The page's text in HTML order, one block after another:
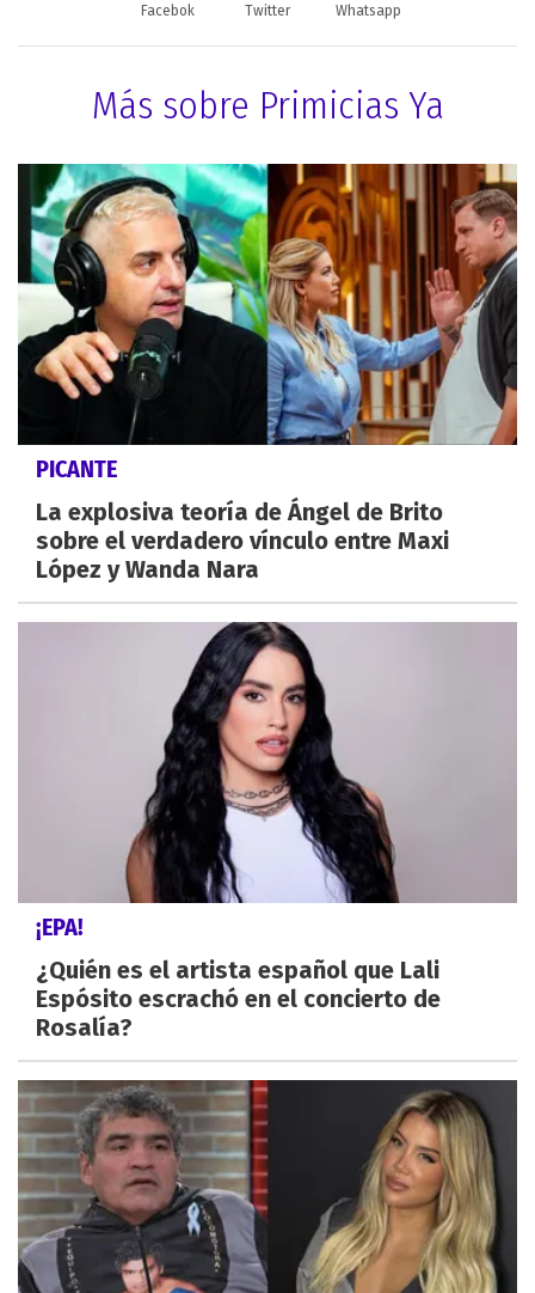
Facebok Twitter Whatsapp
Más sobre Primicias Ya
PICANTE
La explosiva teoría de Ángel de Brito
sobre el verdadero vínculo entre Maxi
López y Wanda Nara
¡EPA!
¿Quién es el artista español que Lali
Espósito escrachó en el concierto de
Rosalía?